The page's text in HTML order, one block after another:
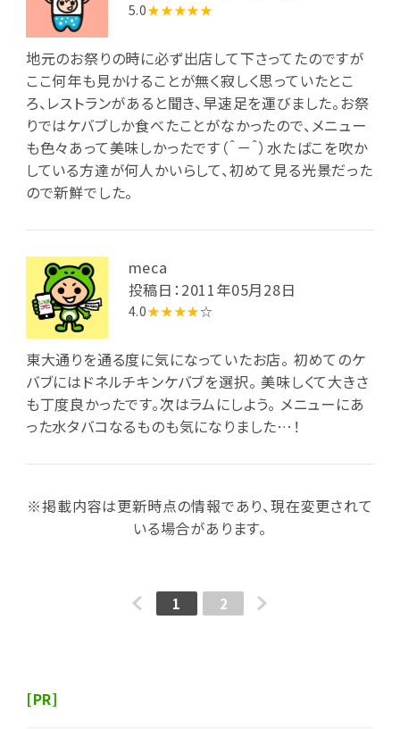
5.0★★★★★
地元のお祭りの時に必ず出店して下さってたのですが
ここ何年も見かけることが無く寂しく思っていたとこ
ろ、レストランがあると聞き、早速足を運びました。お祭
りではケバブしか食べたことがなかったので、メニュー
も色々あって美味しかったです（＾－＾）水たばこを吹か
している方達が何人かいらして、初めて見る光景だった
ので新鮮でした。
meca
投稿日：2011年05月28日
4.0★★★★☆
東大通りを通る度に気になっていたお店。 初めてのケ
バブにはドネルチキンケバブを選択。 美味しくて大きさ
も丁度良かったです。次はラムにしよう。 メニューにあ
った水タバコなるものも気になりました…！
※掲載内容は更新時点の情報であり、現在変更されて
いる場合があります。
1 2
[PR]